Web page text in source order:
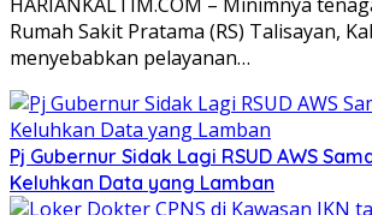
Rumah Sakit Pratama (RS) Talisayan,
menyebabkan pelayanan…
Pj Gubernur Sidak Lagi RSUD AWS
Keluhkan Data yang Lamban